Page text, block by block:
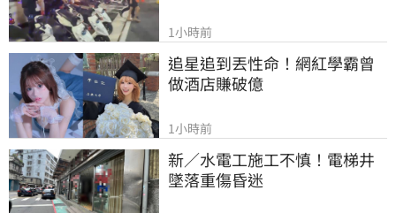
1小時前
追星追到丟性命！網紅學霸曾
做酒店賺破億
1小時前
新／水電工施工不慎！電梯井
墜落重傷昏迷